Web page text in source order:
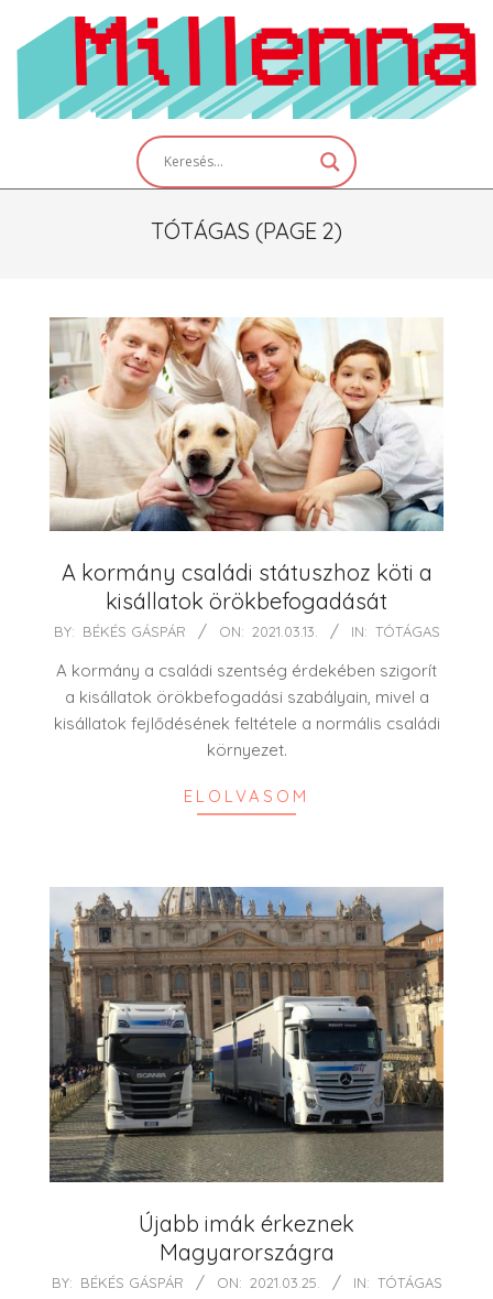
content
TÓTÁGAS (PAGE 2)
A kormány családi státuszhoz köti a
kisállatok örökbefogadását
2021-
13
BY: BÉKÉS GÁSPÁR ON: 2021.03.13. IN: TÓTÁGAS
A kormány a családi szentség érdekében szigorít
a kisállatok örökbefogadási szabályain, mivel a
kisállatok fejlődésének feltétele a normális családi
környezet.
ELOLVASOM
Újabb imák érkeznek
Magyarországra
2021-
BY: BÉKÉS GÁSPÁR ON: 2021.03.25. IN: TÓTÁGAS